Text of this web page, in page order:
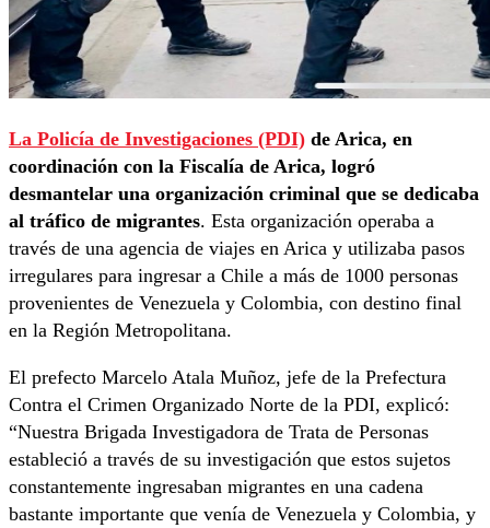
La Policía de Investigaciones (PDI) de Arica, en
coordinación con la Fiscalía de Arica, logró
desmantelar una organización criminal que se dedicaba
al tráfico de migrantes. Esta organización operaba a
través de una agencia de viajes en Arica y utilizaba pasos
irregulares para ingresar a Chile a más de 1000 personas
provenientes de Venezuela y Colombia, con destino final
en la Región Metropolitana.
El prefecto Marcelo Atala Muñoz, jefe de la Prefectura
Contra el Crimen Organizado Norte de la PDI, explicó:
“Nuestra Brigada Investigadora de Trata de Personas
estableció a través de su investigación que estos sujetos
constantemente ingresaban migrantes en una cadena
bastante importante que venía de Venezuela y Colombia, y